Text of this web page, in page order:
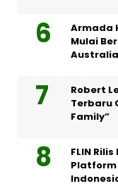
Armada
Mulai
Robert
Terbaru
Family”
FLIN
Platform